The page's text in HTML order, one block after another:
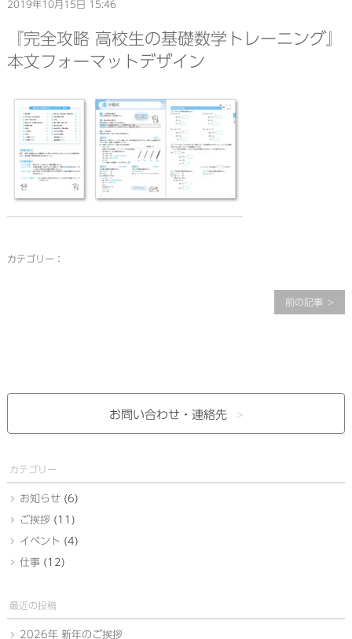
2019年10月15日 15:46
『完全攻略 高校生の基礎数学トレーニング』
本文フォーマットデザイン
カテゴリー：
前の記事
お問い合わせ・ 連絡先
カテゴリー
お知らせ (6)
ご挨拶(11)
イベント (4)
仕事(12)
最近の投稿
2026年 新年のご挨拶